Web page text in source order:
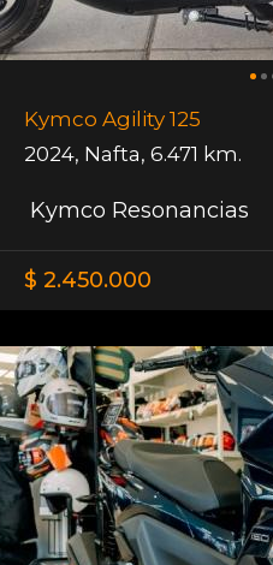
Kymco Agility 125
2024, Nafta, 6.471 km.
Kymco Resonancias
$ 2.450.000